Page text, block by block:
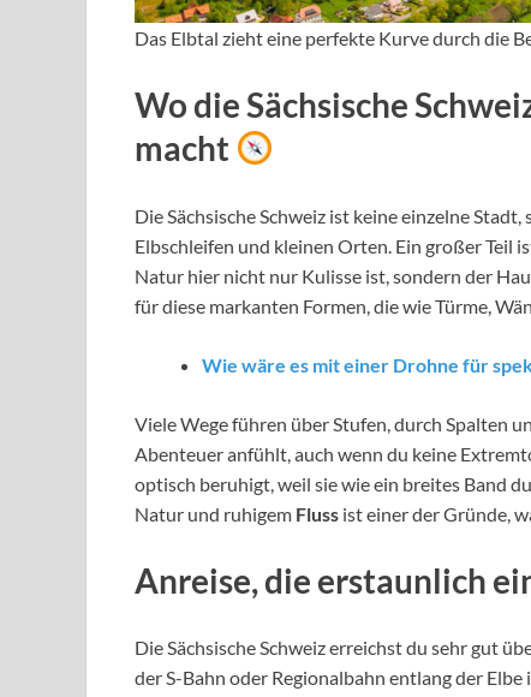
Das Elbtal zieht eine perfekte Kurve durch die
Wo die Sächsische
macht
Die Sächsische Schweiz ist keine einzelne Stadt,
Elbschleifen und kleinen Orten. Ein großer Teil
Natur hier nicht nur Kulisse ist, sondern der
für diese markanten Formen, die wie Türme,
Wie wäre es mit einer Drohne für
Viele Wege führen über Stufen, durch Spalten
Abenteuer anfühlt, auch wenn du keine
optisch beruhigt, weil sie wie ein breites Band
Natur und ruhigem Fluss ist einer der Gründe,
Anreise, die erstaunlich
Die Sächsische Schweiz erreichst du sehr gut
der S-Bahn oder Regionalbahn entlang der